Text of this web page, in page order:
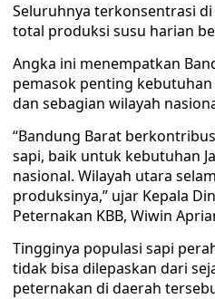
Seluruhnya terkonsentrasi
total produksi susu harian
Angka ini menempatkan
pemasok penting
dan sebagian wilayah
“Bandung Barat
sapi, baik untuk kebutuhan
nasional. Wilayah utara
produksinya,” ujar Kepala
Peternakan KBB, Wiwin
Tingginya populasi sapi
tidak bisa dilepaskan dari
peternakan di daerah